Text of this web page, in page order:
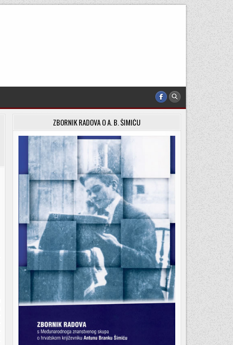
ZBORNIK RADOVA O A. B. ŠIMIĆU